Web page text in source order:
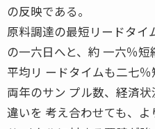
の反映である。
原料調達の最短リードタイ
の一六日へと、約 一六％短
平均リ ードタイムも二七％
両年のサン プル数、経済
違いを 考え合わせても、